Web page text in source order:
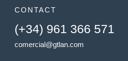
CONTACT
(+34) 961 366 571
comercial@gtlan.com